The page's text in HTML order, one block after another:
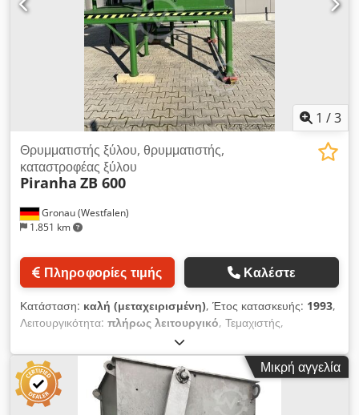
κάτω φρένων Pressbrake πλήρους μήκους.
1 /3
Gronau (Westfalen)
1.851 km
Θρυμματιστής ξύλου, θρυμματιστής,
καταστροφέας ξύλου
Piranha ZB 600
Πληροφορίες τιμής Καλέστε
Κατάσταση: καλή (μεταχειρισμένη), Έτος κατασκευής: 1993,
Λειτουργικότητα: πλήρως λειτουργικό, Τεμαχιστής,
τεμαχιστής ξύλου, μηχανή τεμαχισμού, κόφτης, θραυστήρας
Κατασκευαστής: Piranha Για πλαστικά και καλώδια Κινητήρας:
37 kW Μήκος κυλίνδρου: 600 mm Με 3 x 5 τεμ. περιστροφικά
μαχαίρια Csdpezncaaefx An Eorf Με κόσκινο 40 mm Με
σύστημα ελέγχου Μ/Π/Υ: 2,5 x 2,5 x 2,6 μέτρα Βάρος περίπου:
Μικρή αγγελία